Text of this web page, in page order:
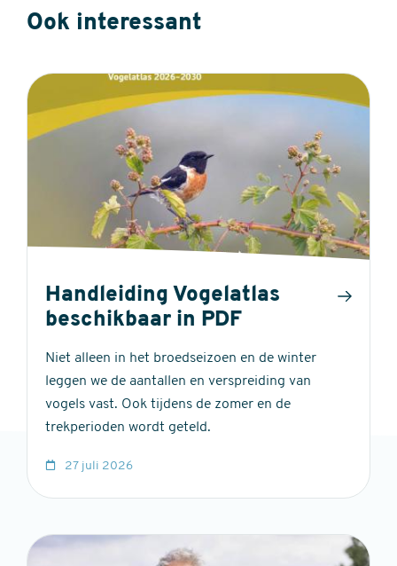
Ook interessant
Handleiding Vogelatlas
beschikbaar in PDF
Niet alleen in het broedseizoen en de winter
leggen we de aantallen en verspreiding van
vogels vast. Ook tijdens de zomer en de
trekperioden wordt geteld.
27 juli 2026